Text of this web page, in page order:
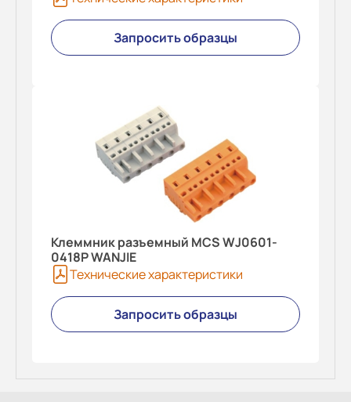
Запросить образцы
Клеммник разъемный MCS WJ0601-
0418P WANJIE
Технические характеристики
Запросить образцы